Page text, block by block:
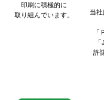
印刷に積極的に
取り組んでいます。
当
「
許